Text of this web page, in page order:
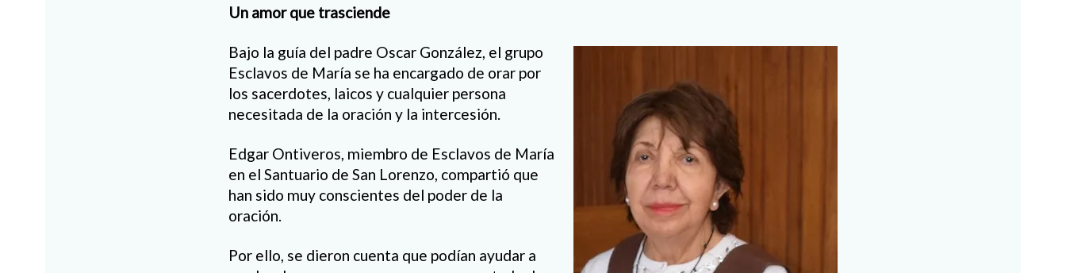
Un amor que trasciende
Bajo la guía del padre Oscar González, el grupo
Esclavos de María se ha encargado de orar por
los sacerdotes, laicos y cualquier persona
necesitada de la oración y la intercesión.
Edgar Ontiveros, miembro de Esclavos de María
en el Santuario de San Lorenzo, compartió que
han sido muy conscientes del poder de la
oración.
Por ello, se dieron cuenta que podían ayudar a